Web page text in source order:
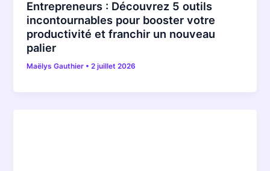
Entrepreneurs : Découvrez 5 outils
incontournables pour booster votre
productivité et franchir un nouveau
palier
Maëlys Gauthier •2 juillet 2026